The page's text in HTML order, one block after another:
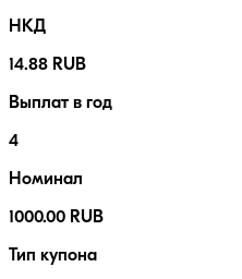
НКД
14.88 RUB
Выплат в год
4
Номинал
1000.00 RUB
Тип купона